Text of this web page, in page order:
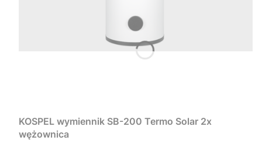
KOSPEL wymiennik SB-200 Termo Solar 2x
wężownica